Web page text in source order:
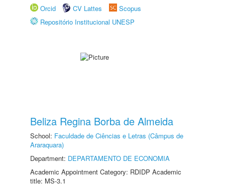
Orcid
CV Lattes
Scopus
Repositório Institucional UNESP
Beliza Regina Borba de Almeida
School: Faculdade de Ciências e Letras (Câmpus de
Araraquara)
Department: DEPARTAMENTO DE ECONOMIA
Academic Appointment Category: RDIDP Academic
title: MS-3.1